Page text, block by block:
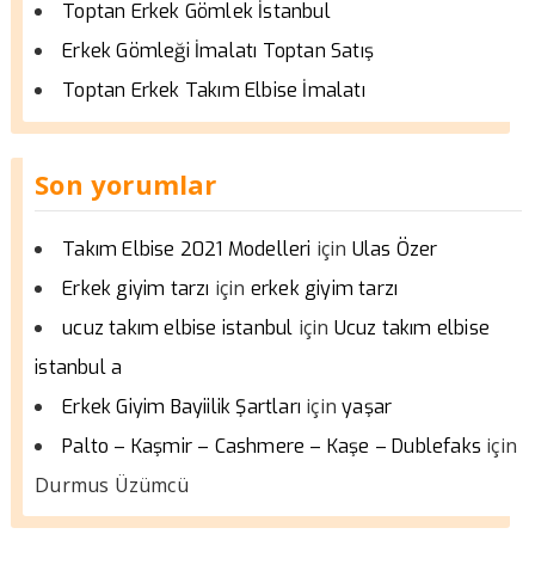
Toptan Erkek Gömlek İstanbul
Erkek Gömleği İmalatı Toptan Satış
Toptan Erkek Takım Elbise İmalatı
Son yorumlar
Takım Elbise 2021 Modelleri için Ulas Özer
Erkek giyim tarzı için erkek giyim tarzı
ucuz takım elbise istanbul için Ucuz takım elbise
istanbul a
Erkek Giyim Bayiilik Şartları içinyaşar
Palto – Kaşmir – Cashmere – Kaşe – Dublefaks için
Durmus Üzümcü